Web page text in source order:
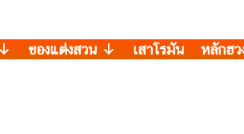
ของแต่งสวน เสาโรมัน หลักฮว